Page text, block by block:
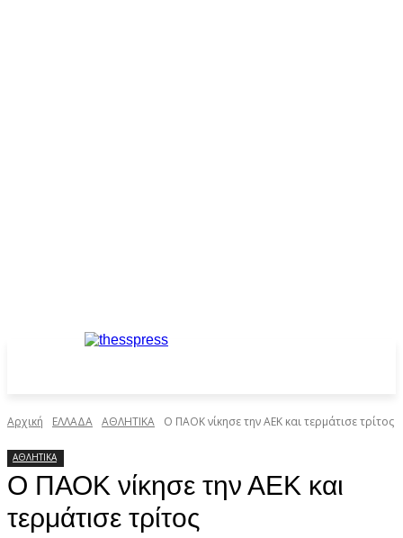
Αρχική ΕΛΛΑΔΑ ΑΘΛΗΤΙΚΑ Ο ΠΑΟΚ νίκησε την ΑΕΚ και τερμάτισε τρίτος
ΑΘΛΗΤΙΚΑ
Ο ΠΑΟΚ νίκησε την ΑΕΚ και
τερμάτισε τρίτος